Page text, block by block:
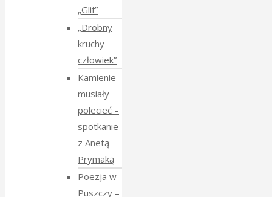
„Glif”
„Drobny
kruchy
człowiek”
Kamienie
musiały
polecieć –
spotkanie
z Anetą
Prymaką
Poezja w
Puszczy –